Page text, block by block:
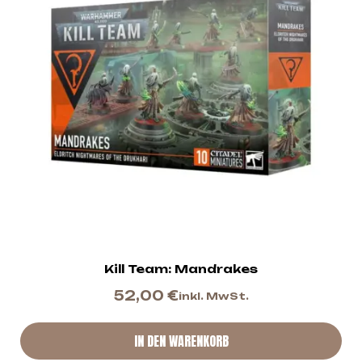
Kill Team: Mandrakes
52,00 €inkl. MwSt.
IN DEN WARENKORB